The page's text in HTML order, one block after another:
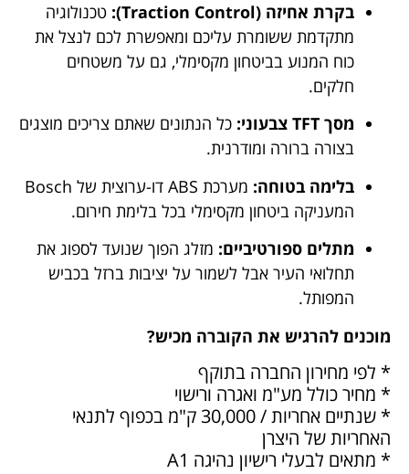
בקרת אחיזה (Traction Control):
טכנולוגיה
מתקדמת ששומרת עליכם ומאפשרת לכם לנצל את
כוח המנוע בביטחון מקסימלי, גם על משטחים
חלקים.
מסך TFT צבעוני:
כל הנתונים שאתם צריכים מוצגים
בצורה ברורה ומודרנית.
בלימה בטוחה:
מערכת ABS דו-ערוצית של Bosch
המעניקה ביטחון מקסימלי בכל בלימת חירום.
מתלים ספורטיביים: מזלג הפוך שנועד לספוג את
תחלואי העיר אבל לשמור על יציבות ברזל בכביש
המפותל.
מוכנים להרגיש את הקוברה מכיש?
* לפי מחירון החברה בתוקף
* מחיר כולל מע"מ ואגרה ורישוי
* שנתיים אחריות / 30,000 ק"מ בכפוף לתנאי
האחריות של היצרן
* מתאים לבעלי רישיון נהיגה A1